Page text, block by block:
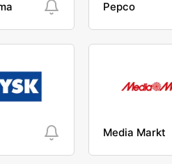
Pepco
Media Markt